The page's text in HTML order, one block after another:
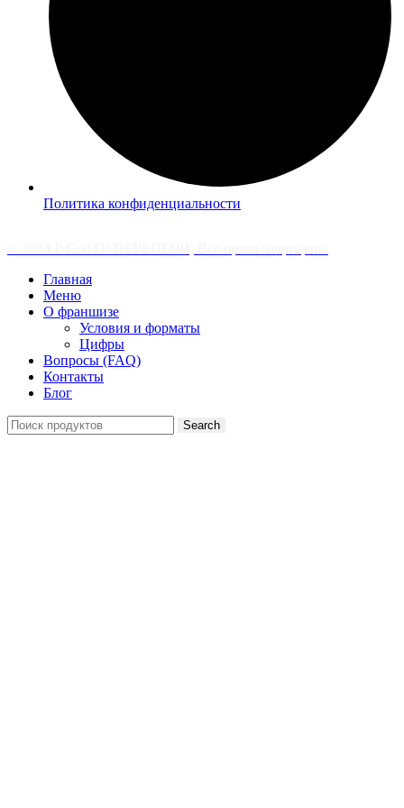
Политика конфиденциальности
Главная
Меню
О франшизе
Условия и форматы
Цифры
Вопросы (FAQ)
Контакты
Блог
Search
for:
Search